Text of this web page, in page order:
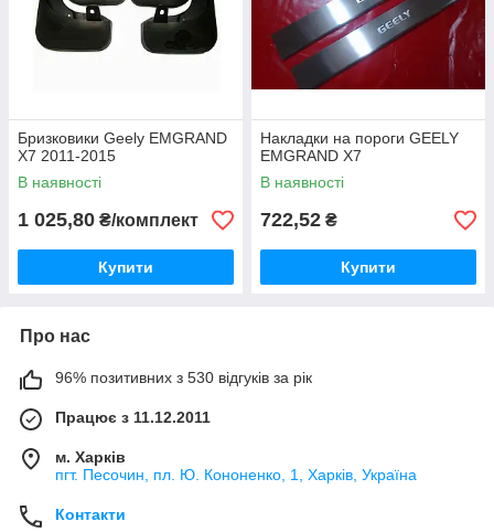
Бризковики Geely EMGRAND
X7 2011-2015
В наявності
1 025,80 ₴/комплект
Купити
Накладки на пороги GEELY
EMGRAND X7
В наявності
722,52 ₴
Купити
Про нас
96% позитивних з 530 відгуків за рік
Працює з 11.12.2011
м. Харків
пгт. Песочин, пл. Ю. Кононенко, 1, Харків, Україна
Контакти